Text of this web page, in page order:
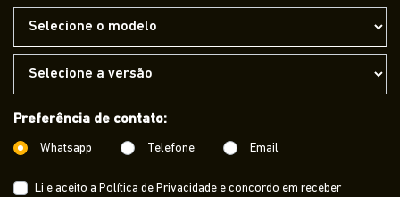
Preferência de contato:
Whatsapp Telefone Email
Li e aceito a Política de Privacidade e concordo em receber